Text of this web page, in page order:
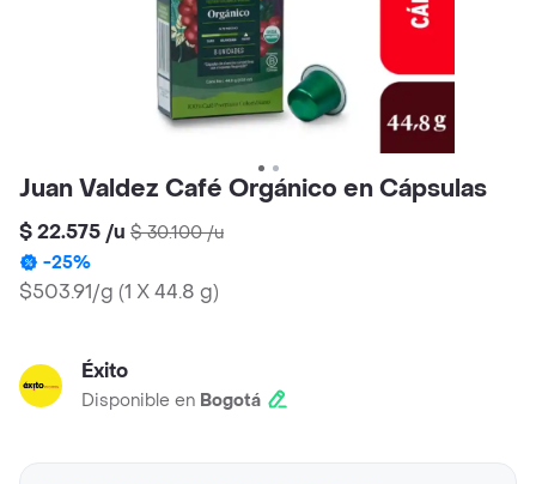
Juan Valdez Café Orgánico en Cápsulas
$ 22.575 /u $ 30.100/u
-25%
$503.91/g (1 X 44.8 g)
Éxito
Disponible en Bogotá